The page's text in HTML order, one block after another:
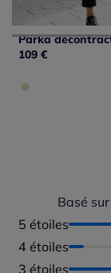
109 €
Basé
5 étoiles
4 étoiles
3 étoiles